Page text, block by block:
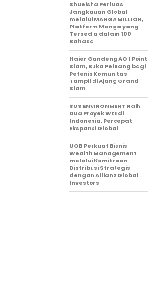
Shueisha Perluas
Jangkauan Global
melalui MANGA MILLION,
Platform Manga yang
Tersedia dalam 100
Bahasa
Haier Gandeng AO 1 Point
Slam, Buka Peluang bagi
Petenis Komunitas
Tampil di Ajang Grand
Slam
SUS ENVIRONMENT Raih
Dua Proyek WtE di
Indonesia, Percepat
Ekspansi Global
UOB Perkuat Bisnis
Wealth Management
melalui Kemitraan
Distribusi Strategis
dengan Allianz Global
Investors